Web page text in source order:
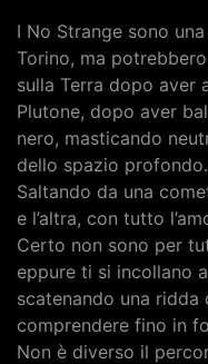
I No Strange sono
Torino, ma
sulla Terra dopo aver
Plutone, dopo aver
nero, masticando
dello spazio profondo.
Saltando da una
e l’altra, con tutto
Certo non sono per
eppure ti si incollano
scatenando una
comprendere fino in
Non è diverso il